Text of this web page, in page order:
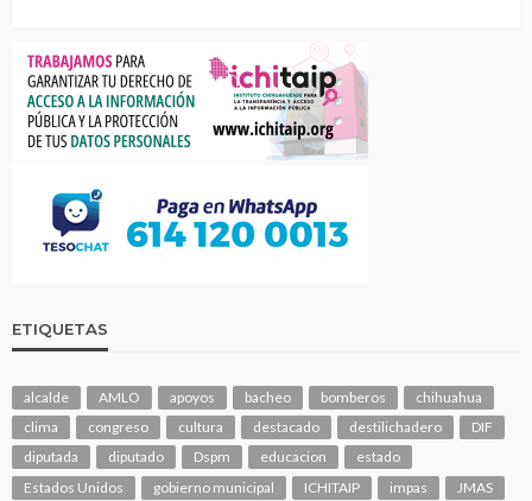
ETIQUETAS
alcalde AMLO apoyos bacheo bomberos
chihuahua
clima
congreso cultura destacado destilichadero
DIF
diputada
diputado Dspm educacion
estado
Estados Unidos
gobierno municipal ICHITAIP impas
JMAS